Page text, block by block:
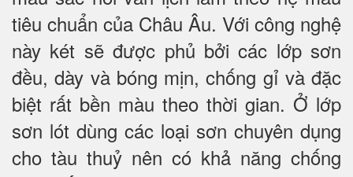
tiêu chuẩn của Châu Âu. Với công nghệ
này két sẽ được phủ bởi các lớp sơn
đều, dày và bóng mịn, chống gỉ và đặc
biệt rất bền màu theo thời gian. Ở lớp
sơn lót dùng các loại sơn chuyên dụng
cho tàu thuỷ nên có khả năng chống